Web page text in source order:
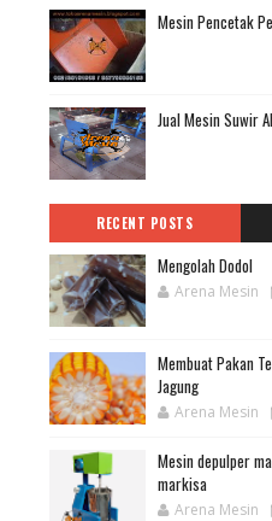
Mesin Pencetak
Jual Mesin Suwir
RECENT POSTS
Mengolah Dodol
Arena Mesin
Membuat Pakan
Jagung
Arena Mesin
Mesin depulper
markisa
Arena Mesin